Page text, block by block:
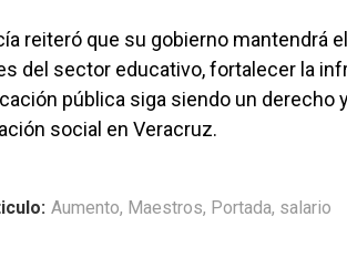
reiteró que su gobierno mantendrá
del sector educativo, fortalecer la
pública siga siendo un derecho
social en Veracruz.
Aumento, Maestros, Portada, salario